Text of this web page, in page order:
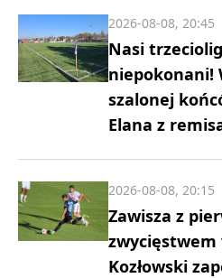
Nasi
niepokonani!
szalonej
Elana z
2026-08-08, 20:45
Zawisza z
zwycięstwem
Kozłowski
2026-08-08, 20:15